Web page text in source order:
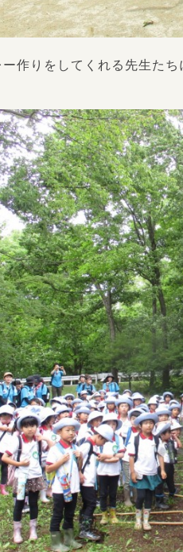
作りをしてくれる先生た